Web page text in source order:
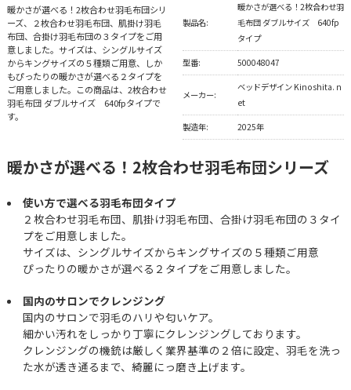
暖かさが選べる！2枚合わせ羽毛布団シリ
ーズ、２枚合わせ羽毛布団、肌掛け羽毛
布団、合掛け羽毛布団の３タイプをご用
意しました。サイズは、シングルサイズ
からキングサイズの５種類ご用意、しか
もぴったりの暖かさが選べる２タイプを
ご用意しました。この商品は、2枚合わせ
羽毛布団 ダブルサイズ 640fpタイプで
す。
製品名:
暖かさが選べる！2枚合わせ羽
毛布団 ダブルサイズ 640fp
タイプ
型番: 500048047
メーカー:
ベッドデザイン Kinoshita. n
et
製造年: 2025年
暖かさが選べる！2枚合わせ羽毛布団シリーズ
使い方で選べる羽毛布団タイプ
２枚合わせ羽毛布団、肌掛け羽毛布団、合掛け羽毛布団の３タイ
プをご用意しました。
サイズは、シングルサイズからキングサイズの５種類ご用意
ぴったりの暖かさが選べる２タイプをご用意しました。
国内のサロンでクレンジング
国内のサロンで羽毛のハリや匂いケア。
細かい汚れをしっかり丁寧にクレンジングしております。
クレンジングの機銃は厳しく業界基準の２倍に設定、羽毛を洗っ
た水が透き通るまで、綺麗にっ磨き上げます。